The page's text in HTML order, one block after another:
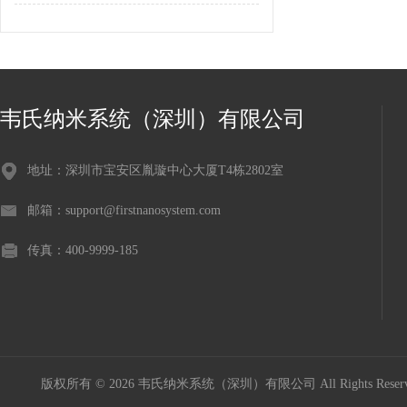
韦氏纳米系统（深圳）有限公司
地址：深圳市宝安区胤璇中心大厦T4栋2802室
邮箱：support@firstnanosystem.com
传真：400-9999-185
版权所有 © 2026 韦氏纳米系统（深圳）有限公司 All Rights